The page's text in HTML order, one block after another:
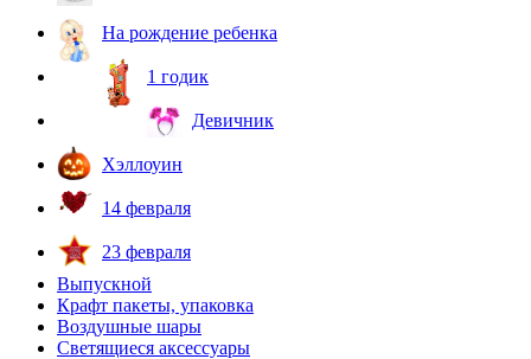
На рождение ребенка
1 годик
Девичник
Хэллоуин
14 февраля
23 февраля
Выпускной
Крафт пакеты, упаковка
Воздушные шары
Светящиеся аксессуары